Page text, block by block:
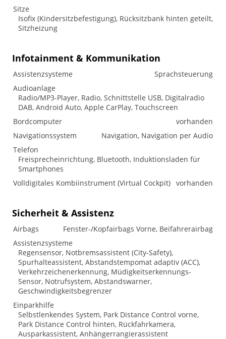
Sitze
Isofix (Kindersitzbefestigung), Rücksitzbank hinten geteilt,
Sitzheizung
Infotainment & Kommunikation
Assistenzsysteme
Sprachsteuerung
Audioanlage
Radio/MP3-Player, Radio, Schnittstelle USB, Digitalradio
DAB, Android Auto, Apple CarPlay, Touchscreen
Bordcomputer
vorhanden
Navigationssystem
Navigation, Navigation per Audio
Telefon
Freisprecheinrichtung, Bluetooth, Induktionsladen für
Smartphones
Volldigitales Kombiinstrument (Virtual Cockpit) vorhanden
Sicherheit & Assistenz
Airbags
Fenster-/Kopfairbags Vorne, Beifahrerairbag
Assistenzsysteme
Regensensor, Notbremsassistent (City-Safety),
Spurhalteassistent, Abstandstempomat adaptiv (ACC),
Verkehrzeichenerkennung, Müdigkeitserkennungs-
Sensor, Notrufsystem, Abstandswarner,
Geschwindigkeitsbegrenzer
Einparkhilfe
Selbstlenkendes System, Park Distance Control vorne,
Park Distance Control hinten, Rückfahrkamera,
Ausparkassistent, Anhängerrangierassistent